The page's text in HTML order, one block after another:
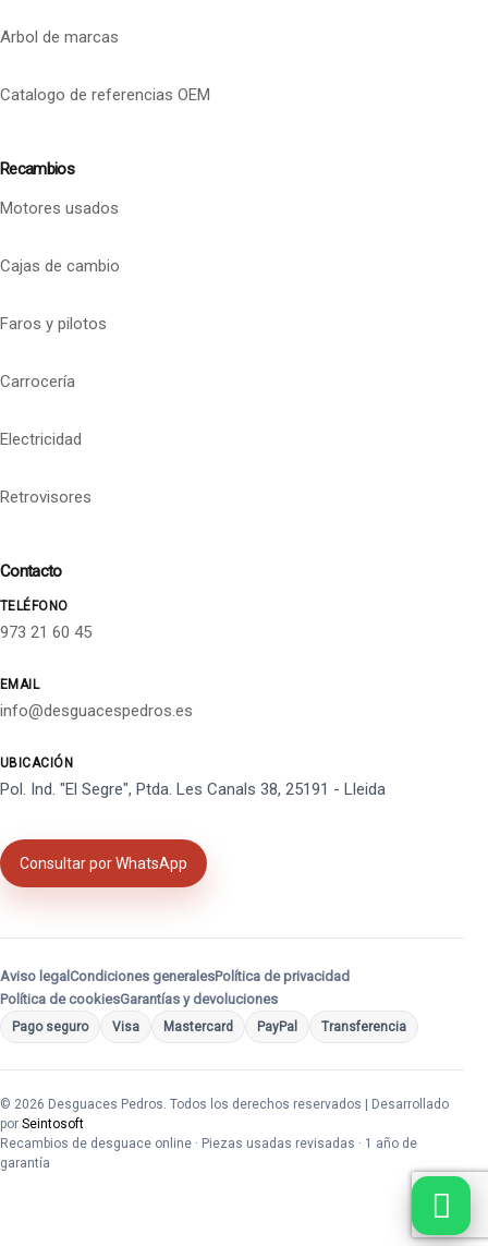
Arbol de marcas
Catalogo de referencias OEM
Recambios
Motores usados
Cajas de cambio
Faros y pilotos
Carrocería
Electricidad
Retrovisores
Contacto
TELÉFONO
973 21 60 45
EMAIL
info@desguacespedros.es
UBICACIÓN
Pol. Ind. "El Segre", Ptda. Les Canals 38, 25191 - Lleida
Consultar por WhatsApp
Aviso legal Condiciones generalesPolítica de privacidad
Política de cookiesGarantías y devoluciones
Pago seguro Visa Mastercard PayPal Transferencia
© 2026 Desguaces Pedros. Todos los derechos reservados | Desarrollado
por Seintosoft
Recambios de desguace online · Piezas usadas revisadas · 1 año de
garantía